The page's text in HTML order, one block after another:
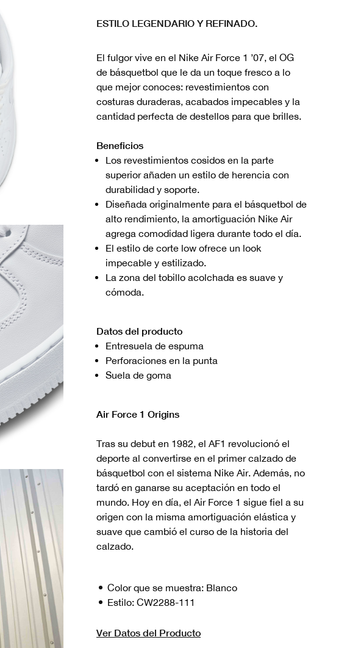
ESTILO LEGENDARIO Y REFINADO.
El fulgor vive en el Nike Air Force 1 ’07, el OG
de básquetbol que le da un toque fresco a lo
que mejor conoces: revestimientos con
costuras duraderas, acabados impecables y la
cantidad perfecta de destellos para que brilles.
Beneficios
Los revestimientos cosidos en la parte
superior añaden un estilo de herencia con
durabilidad y soporte.
Diseñada originalmente para el básquetbol de
alto rendimiento, la amortiguación Nike Air
agrega comodidad ligera durante todo el día.
El estilo de corte low ofrece un look
impecable y estilizado.
La zona del tobillo acolchada es suave y
cómoda.
Datos del producto
Entresuela de espuma
Perforaciones en la punta
Suela de goma
Air Force 1 Origins
Tras su debut en 1982, el AF1 revolucionó el
deporte al convertirse en el primer calzado de
básquetbol con el sistema Nike Air. Además, no
tardó en ganarse su aceptación en todo el
mundo. Hoy en día, el Air Force 1 sigue fiel a su
origen con la misma amortiguación elástica y
suave que cambió el curso de la historia del
calzado.
Color que se muestra: Blanco
Estilo: CW2288-111
Ver Datos del Producto